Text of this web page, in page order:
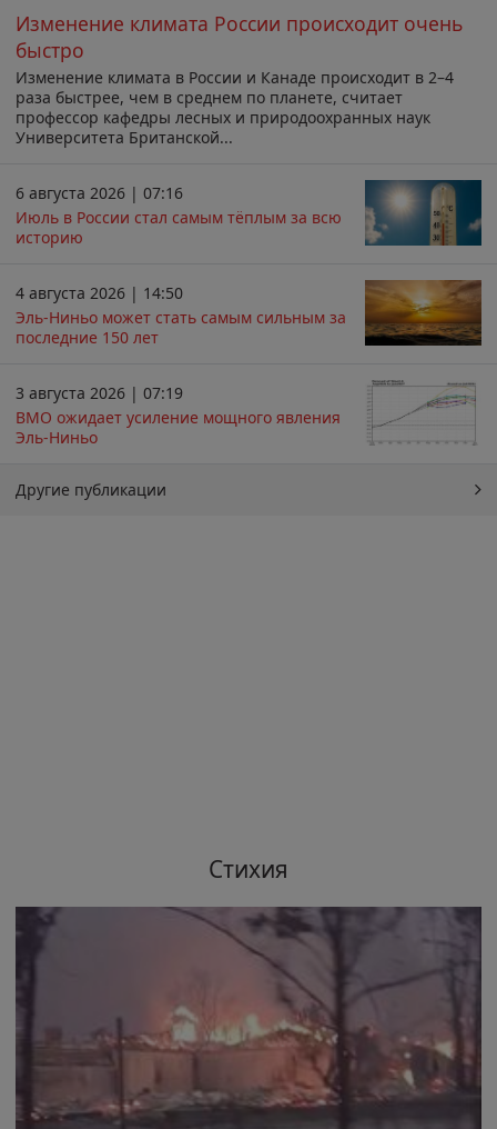
Изменение климата России происходит очень
быстро
Изменение климата в России и Канаде происходит в 2–4
раза быстрее, чем в среднем по планете, считает
профессор кафедры лесных и природоохранных наук
Университета Британской...
6 августа 2026 | 07:16
Июль в России стал самым тёплым за всю
историю
4 августа 2026 | 14:50
Эль-Ниньо может стать самым сильным за
последние 150 лет
3 августа 2026 | 07:19
ВМО ожидает усиление мощного явления
Эль-Ниньо
Другие публикации
Стихия